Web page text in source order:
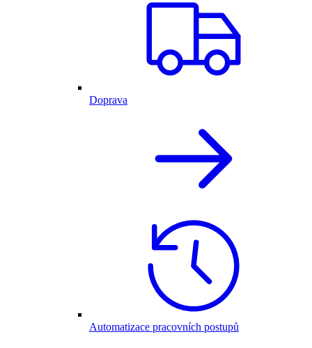
Doprava
Automatizace pracovních postupů